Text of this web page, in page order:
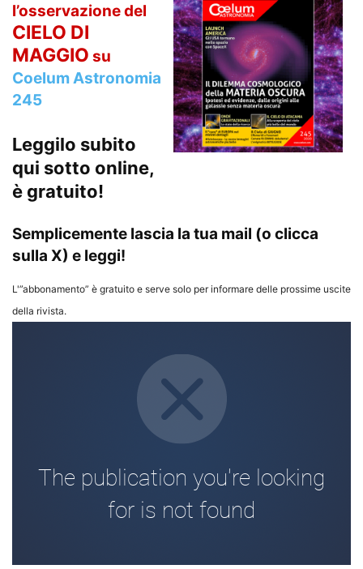
l’osservazione del
CIELO DI
MAGGIO su
Coelum Astronomia
245
Leggilo subito
qui sotto online,
è gratuito!
Semplicemente lascia la tua mail (o clicca
sulla X) e leggi!
L'”abbonamento” è gratuito e serve solo per informare delle prossime uscite
della rivista.